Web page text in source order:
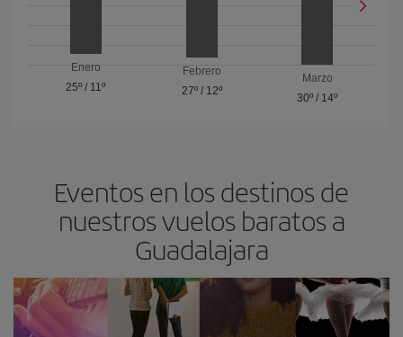
Enero
25º / 11º
Febrero
27º/ 12º
Marzo
30º / 14º
Eventos en los destinos de
nuestros vuelos baratos a
Guadalajara